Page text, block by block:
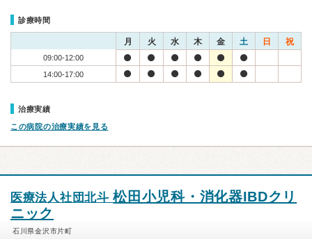
診療時間
月 火 水 木 金 土 日 祝
09:00-12:00
14:00-17:00
治療実績
この病院の治療実績を見る
医療法人社団北斗松田小児科・消化器IBDクリ
ニック
石川県金沢市片町